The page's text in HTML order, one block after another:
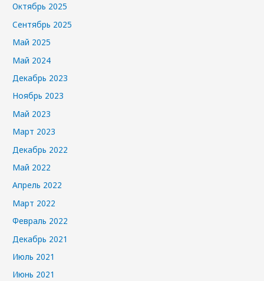
Октябрь 2025
Сентябрь 2025
Май 2025
Май 2024
Декабрь 2023
Ноябрь 2023
Май 2023
Март 2023
Декабрь 2022
Май 2022
Апрель 2022
Март 2022
Февраль 2022
Декабрь 2021
Июль 2021
Июнь 2021